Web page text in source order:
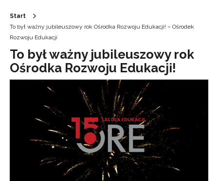
Start
To był ważny jubileuszowy rok Ośrodka Rozwoju Edukacji! – Ośrodek
Rozwoju Edukacji
To był ważny jubileuszowy rok
Ośrodka Rozwoju Edukacji!